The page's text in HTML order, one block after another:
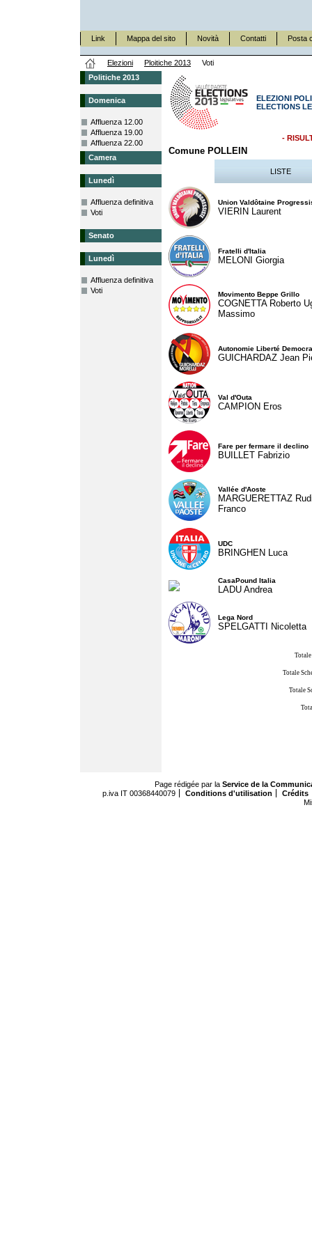
Link Mappa del sito Novità Contatti Posta
Elezioni Ploitiche 2013
Voti
Politiche 2013
Domenica
Affluenza 12.00
Affluenza 19.00
Affluenza 22.00
Camera
Lunedì
Affluenza definitiva
Voti
Senato
Lunedì
Affluenza definitiva
Voti
ELEZIONI
ELECTIONS
-
Comune POLLEIN
LISTE
Union Valdôtaine
VIERIN Laurent
Fratelli d'Italia
MELONI Giorgia
Movimento Beppe Grillo
COGNETTA Roberto
Massimo
Autonomie Liberté
GUICHARDAZ Jean
Val d'Outa
CAMPION Eros
Fare per fermare il declino
BUILLET Fabrizio
Vallée d'Aoste
MARGUERETTAZ
Franco
UDC
BRINGHEN Luca
CasaPound Italia
LADU Andrea
Lega Nord
SPELGATTI Nicoletta
Totale
Totale
Page rédigée par la Service de la
p.iva IT 00368440079
Conditions d'utilisation
Crédits